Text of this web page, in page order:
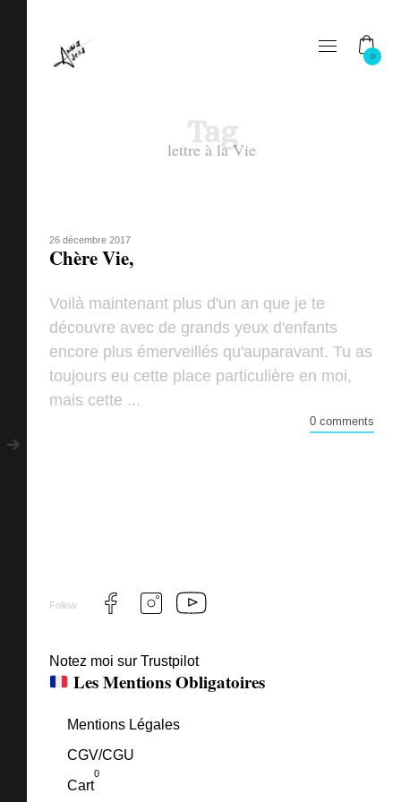
0
Tag
lettre à la Vie
26 décembre 2017
Chère Vie,
Voilà maintenant plus d'un an que je te
découvre avec de grands yeux d'enfants
encore plus émerveillés qu'auparavant. Tu as
toujours eu cette place particulière en moi,
mais cette ...
0 comments
Follow
Notez moi sur Trustpilot
Les Mentions Obligatoires
Mentions Légales
CGV/CGU
Cart
0